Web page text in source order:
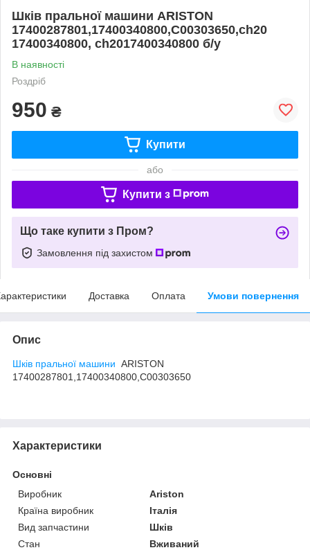
Шків пральної машини ARISTON
17400287801,17400340800,C00303650,ch20
17400340800, ch2017400340800 б/у
В наявності
Роздріб
950 ₴
Купити
або
Купити з
Що таке купити з Пром?
Замовлення під захистом
Доставка Оплата Умови повернення
Опис
Шків пральної машини ARISTON
17400287801,17400340800,C00303650
Характеристики
Основні
Виробник
Ariston
Країна виробник
Італія
Вид запчастини
Шків
Стан
Вживаний